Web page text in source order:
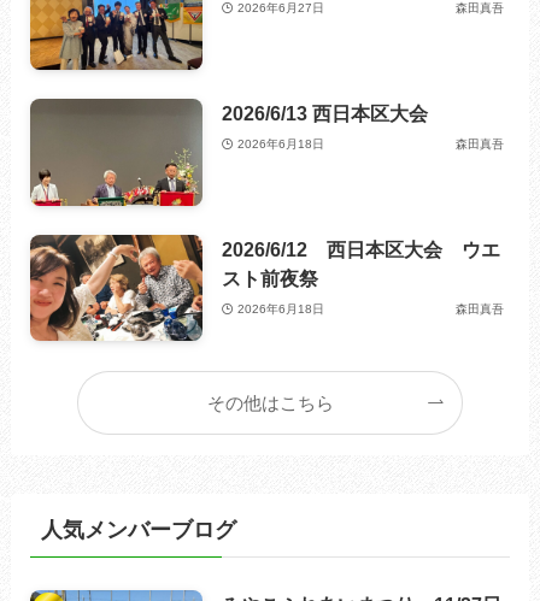
2026年6月27日 森田真吾
2026/6/13 西日本区大会
2026年6月18日 森田真吾
2026/6/12 西日本区大会 ウエ
スト前夜祭
2026年6月18日 森田真吾
その他はこちら
人気メンバーブログ